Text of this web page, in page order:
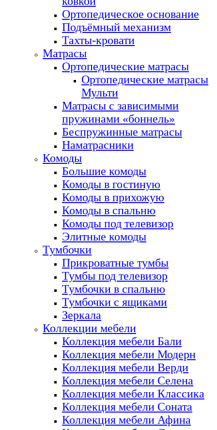
Ортопедическое основание
Подъёмный механизм
Тахты-кровати
Матрасы
Ортопедические матрасы
Ортопедические матрасы
Мульти
Матрасы с зависимыми
пружинами «боннель»
Беспружинные матрасы
Наматрасники
Комоды
Большие комоды
Комоды в гостиную
Комоды в прихожую
Комоды в спальню
Комоды под телевизор
Элитные комоды
Тумбочки
Прикроватные тумбы
Тумбы под телевизор
Тумбочки в спальню
Тумбочки с ящиками
Зеркала
Коллекции мебели
Коллекция мебели Бали
Коллекция мебели Модерн
Коллекция мебели Верди
Коллекция мебели Селена
Коллекция мебели Классика
Коллекция мебели Соната
Коллекция мебели Афина